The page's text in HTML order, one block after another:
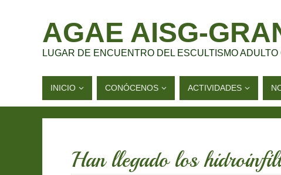
AGAE AISG-
LUGAR DE ENCUENTRO DEL ESCULTISMO
INICIO CONÓCENOS ACTIVIDADES
Han llegado los